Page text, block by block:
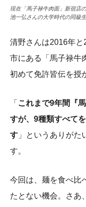
現在「馬子禄牛肉面」新宿店
池一弘さんの大学時代の同級
清野さんは2016年と
市にある「馬子禄牛
初めて免許皆伝を授
「 これまで9年間『
すが、9種類すべて
す 」というありがた
す。
今回は、麺を食べ比
たとない機会。
さあ